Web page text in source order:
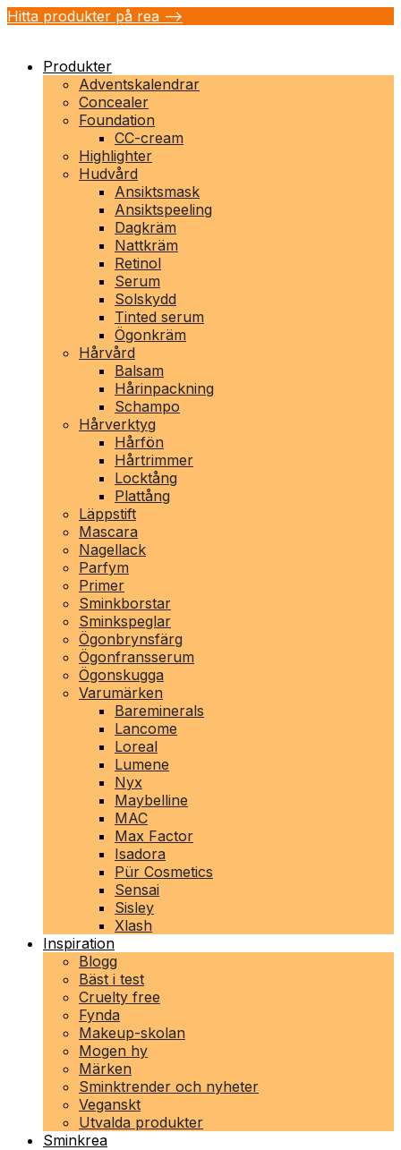
Hitta produkter på rea -->
Produkter
Adventskalendrar
Concealer
Foundation
CC-cream
Highlighter
Hudvård
Ansiktsmask
Ansiktspeeling
Dagkräm
Nattkräm
Retinol
Serum
Solskydd
Tinted serum
Ögonkräm
Hårvård
Balsam
Hårinpackning
Schampo
Hårverktyg
Hårfön
Hårtrimmer
Locktång
Plattång
Läppstift
Mascara
Nagellack
Parfym
Primer
Sminkborstar
Sminkspeglar
Ögonbrynsfärg
Ögonfransserum
Ögonskugga
Varumärken
Bareminerals
Lancome
Loreal
Lumene
Nyx
Maybelline
MAC
Max Factor
Isadora
Pür Cosmetics
Sensai
Sisley
Xlash
Inspiration
Blogg
Bäst i test
Cruelty free
Fynda
Makeup-skolan
Mogen hy
Märken
Sminktrender och nyheter
Veganskt
Utvalda produkter
Sminkrea